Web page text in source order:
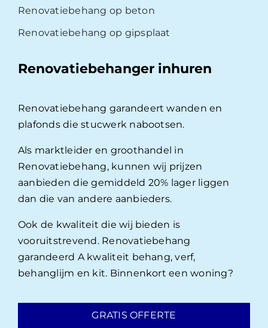
Renovatiebehang op beton
Renovatiebehang op gipsplaat
Renovatiebehanger inhuren
Renovatiebehang garandeert wanden en
plafonds die stucwerk nabootsen.
Als marktleider en groothandel in
Renovatiebehang, kunnen wij prijzen
aanbieden die gemiddeld 20% lager liggen
dan die van andere aanbieders.
Ook de kwaliteit die wij bieden is
vooruitstrevend. Renovatiebehang
garandeerd A kwaliteit behang, verf,
behanglijm en kit. Binnenkort een woning?
GRATIS OFFERTE